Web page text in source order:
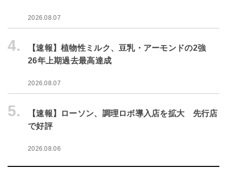
2026.08.07
4.
【速報】植物性ミルク、豆乳・アーモンドの2強
26年上期過去最高達成
2026.08.07
5.
【速報】ローソン、調理ロボ導入店を拡大 先行店
で好評
2026.08.06